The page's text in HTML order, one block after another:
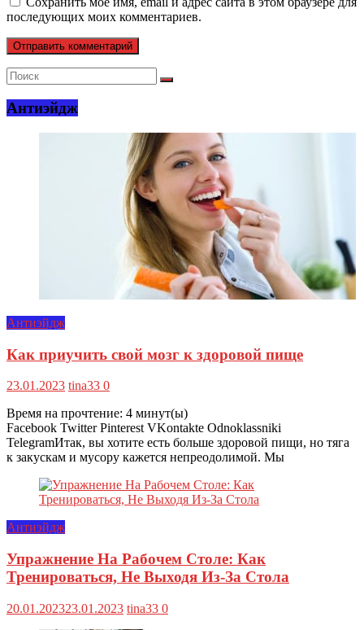
последующих моих комментариев.
Антиэйдж
Антиэйдж
Как приучить свой мозг к здоровой пище
23.01.2023 tina33 0
Время на прочтение: 4 минут(ы)
Facebook Twitter Pinterest VKontakte Odnoklassniki
TelegramИтак, вы хотите есть больше здоровой пищи, но тяга
к закускам и мусору кажется непреодолимой. Мы
Антиэйдж
Упражнение На Рабочем Столе: Как
Тренироваться, Не Выходя Из-За Стола
20.01.202323.01.2023 tina33 0